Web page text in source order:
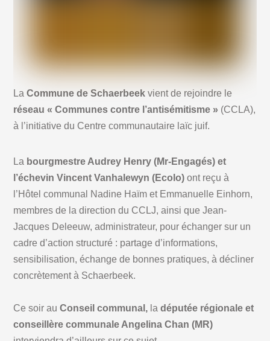
LaCommune de Schaerbeek vient de rejoindre le
réseau « Communes contre l’antisémitisme » (CCLA),
à l’initiative du Centre communautaire laïc juif.
La bourgmestre Audrey Henry (Mr-Engagés) et
l’échevin Vincent Vanhalewyn (Ecolo) ont reçu à
l’Hôtel communal Nadine Haïm et Emmanuelle Einhorn,
membres de la direction du CCLJ, ainsi que Jean-
Jacques Deleeuw, administrateur, pour échanger sur un
cadre d’action structuré : partage d’informations,
sensibilisation, échange de bonnes pratiques, à décliner
concrètement à Schaerbeek.
Ce soir au Conseil communal, ladéputée régionale et
conseillère communale Angelina Chan (MR)